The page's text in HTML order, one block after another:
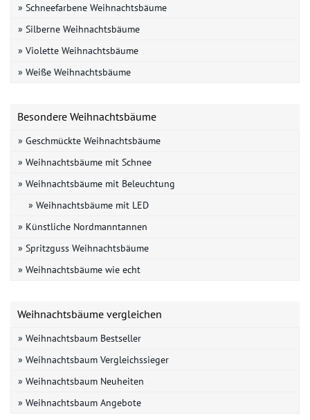
» Schneefarbene Weihnachtsbäume
» Silberne Weihnachtsbäume
» Violette Weihnachtsbäume
» Weiße Weihnachtsbäume
Besondere Weihnachtsbäume
» Geschmückte Weihnachtsbäume
» Weihnachtsbäume mit Schnee
» Weihnachtsbäume mit Beleuchtung
» Weihnachtsbäume mit LED
» Künstliche Nordmanntannen
» Spritzguss Weihnachtsbäume
» Weihnachtsbäume wie echt
Weihnachtsbäume vergleichen
» Weihnachtsbaum Bestseller
» Weihnachtsbaum Vergleichssieger
» Weihnachtsbaum Neuheiten
» Weihnachtsbaum Angebote